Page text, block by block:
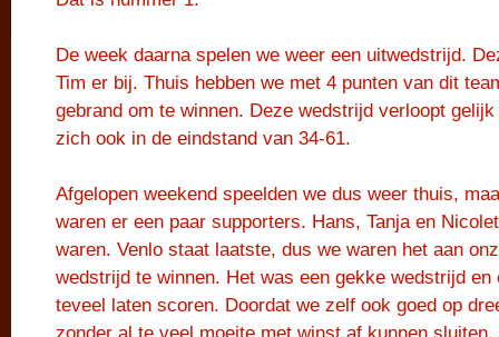
De week daarna spelen we weer een uitwedstrijd.
Tim er bij. Thuis hebben we met 4 punten van dit
gebrand om te winnen. Deze wedstrijd verloopt
zich ook in de eindstand van 34-61.
Afgelopen weekend speelden we dus weer thuis,
waren er een paar supporters. Hans, Tanja en
waren. Venlo staat laatste, dus we waren het aan
wedstrijd te winnen. Het was een gekke wedstrijd en
teveel laten scoren. Doordat we zelf ook goed op
zonder al te veel moeite met winst af kunnen